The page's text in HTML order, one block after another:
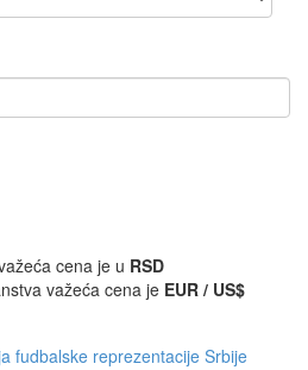
cena je u RSD
važeća cena je EUR / US$
fudbalske reprezentacije Srbije